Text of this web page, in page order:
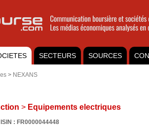
SECTEURS SOURCES
> NEXANS
> Equipements electriques
ISIN : FR0000044448